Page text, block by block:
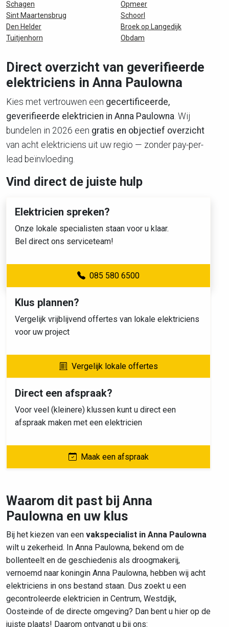
Schagen
Sint Maartensbrug
Den Helder
Tuitjenhorn
Opmeer
Schoorl
Broek op Langedijk
Obdam
Direct overzicht van geverifieerde
elektriciens in Anna Paulowna
Kies met vertrouwen een gecertificeerde,
geverifieerde elektricien in Anna Paulowna. Wij
bundelen in 2026 een gratis en objectief overzicht
van acht elektriciens uit uw regio — zonder pay-per-
lead beïnvloeding.
Vind direct de juiste hulp
Elektricien spreken?
Onze lokale specialisten staan voor u klaar.
Bel direct ons serviceteam!
085 580 6500
Klus plannen?
Vergelijk vrijblijvend offertes van lokale elektriciens
voor uw project
Vergelijk lokale offertes
Direct een afspraak?
Voor veel (kleinere) klussen kunt u direct een
afspraak maken met een elektricien
Maak een afspraak
Waarom dit past bij Anna
Paulowna en uw klus
Bij het kiezen van een vakspecialist in Anna Paulowna
wilt u zekerheid. In Anna Paulowna, bekend om de
bollenteelt en de geschiedenis als droogmakerij,
vernoemd naar koningin Anna Paulowna, hebben wij acht
elektriciens in ons bestand staan. Dus zoekt u een
gecontroleerde elektricien in Centrum, Westdijk,
Oosteinde of de directe omgeving? Dan bent u hier op de
juiste plaats! Daarom ontvangt u bij ons: